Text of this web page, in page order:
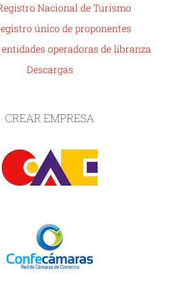
Nacional de Turismo
único de proponentes
operadoras de libranza
Descargas
CREAR EMPRESA